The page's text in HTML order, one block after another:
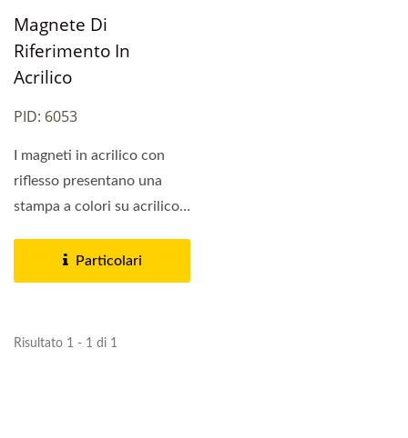
Magnete Di
Riferimento In
Acrilico
PID: 6053
I magneti in acrilico con
riflesso presentano una
stampa a colori su acrilico
Particolari
Risultato 1 - 1 di 1